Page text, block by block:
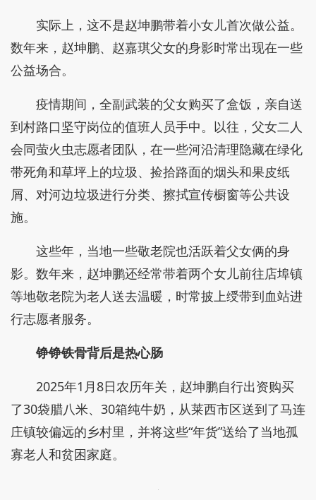
实际上，这不是赵坤鹏带着小女儿首次做公益。
数年来，赵坤鹏、赵嘉琪父女的身影时常出现在一些
公益场合。
疫情期间，全副武装的父女购买了盒饭，亲自送
到村路口坚守岗位的值班人员手中。以往，父女二人
会同萤火虫志愿者团队，在一些河沿清理隐藏在绿化
带死角和草坪上的垃圾、捡拾路面的烟头和果皮纸
屑、对河边垃圾进行分类、擦拭宣传橱窗等公共设
施。
这些年，当地一些敬老院也活跃着父女俩的身
影。数年来，赵坤鹏还经常带着两个女儿前往店埠镇
等地敬老院为老人送去温暖，时常披上绶带到血站进
行志愿者服务。
铮铮铁骨背后是热心肠
2025年1月8日农历年关，赵坤鹏自行出资购买
了30袋腊八米、30箱纯牛奶，从莱西市区送到了马连
庄镇较偏远的乡村里，并将这些“年货”送给了当地孤
寡老人和贫困家庭。